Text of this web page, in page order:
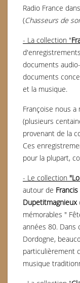
Radio France
(Chasseurs de
- La collection "
documents
documents
et la musique.
Françoise nous
(plusieurs
provenant de la
Ces
pour la plupart,
- Le collection
autour de
Dupetitmagnieux
mémorables "
années 80. Dans
Dordogne,
particulièrement
musique